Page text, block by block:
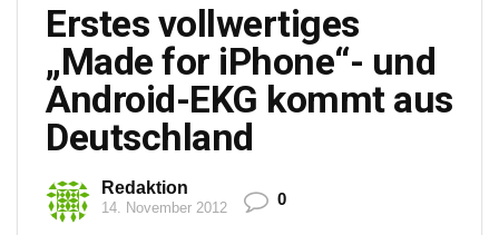
Erstes vollwertiges
„Made for iPhone“- und
Android-EKG kommt aus
Deutschland
Redaktion
14. November 2012 0